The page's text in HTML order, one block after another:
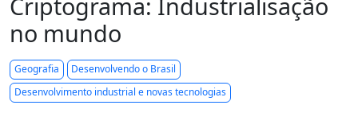
no mundo
Geografia
Desenvolvendo o Brasil
Desenvolvimento industrial e novas tecnologias